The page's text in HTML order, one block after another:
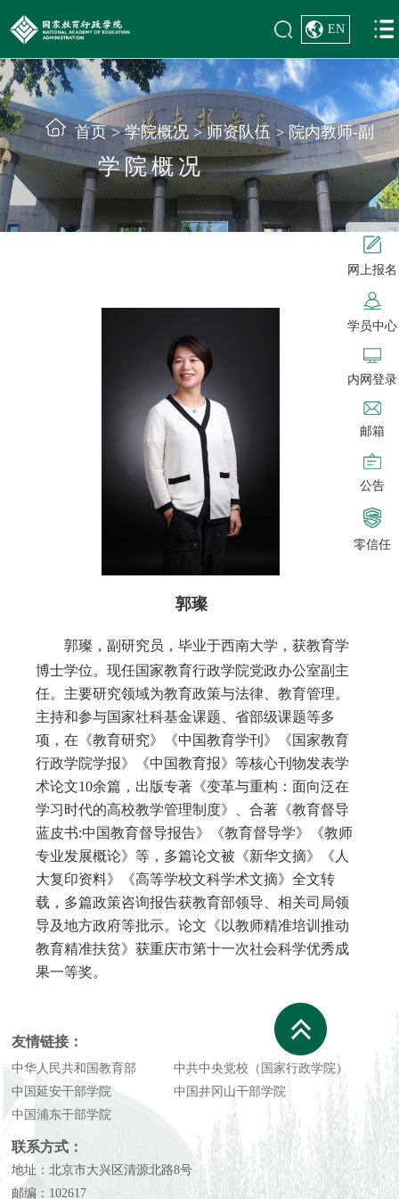
网上报名
学员中心
内网登录
邮箱
公告
零信任
EN
首页>学院概况 >师资队伍 >院内教师-副
学院概况
郭璨
郭璨，副研究员，毕业于西南大学，获教育学
博士学位。现任国家教育行政学院党政办公室副主
任。主要研究领域为教育政策与法律、教育管理。
主持和参与国家社科基金课题、省部级课题等多
项，在《教育研究》《中国教育学刊》《国家教育
行政学院学报》《中国教育报》等核心刊物发表学
术论文10余篇，出版专著《变革与重构：面向泛在
学习时代的高校教学管理制度》、合著《教育督导
蓝皮书:中国教育督导报告》《教育督导学》《教师
专业发展概论》等，多篇论文被《新华文摘》《人
大复印资料》《高等学校文科学术文摘》全文转
载，多篇政策咨询报告获教育部领导、相关司局领
导及地方政府等批示。论文《以教师精准培训推动
教育精准扶贫》获重庆市第十一次社会科学优秀成
果一等奖。
友情链接：
中华人民共和国教育部
中共中央党校（国家行政学院）
中国延安干部学院
中国井冈山干部学院
中国浦东干部学院
联系方式：
地址：北京市大兴区清源北路8号
邮编：102617